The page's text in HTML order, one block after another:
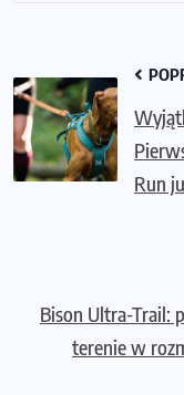
Run
Bison Ultra-Trail:
terenie w